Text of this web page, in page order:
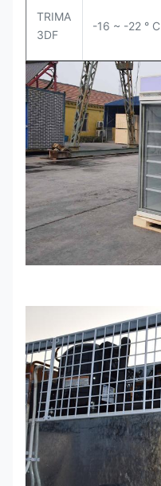
TRIMA
3DF
-16 ~ -22 ° C